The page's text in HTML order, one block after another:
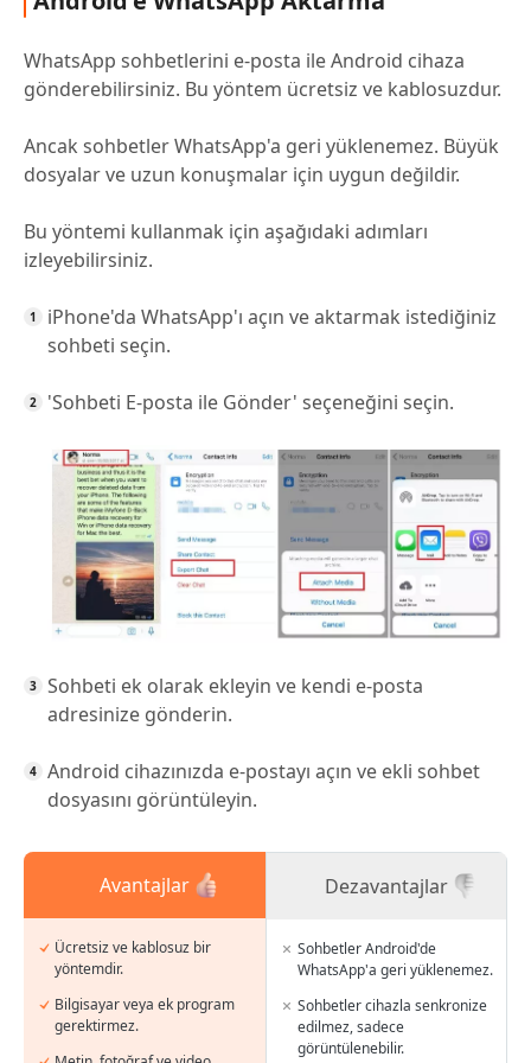
WhatsApp sohbetlerini e-posta ile Android cihaza
gönderebilirsiniz. Bu yöntem ücretsiz ve kablosuzdur.
Ancak sohbetler WhatsApp'a geri yüklenemez. Büyük
dosyalar ve uzun konuşmalar için uygun değildir.
Bu yöntemi kullanmak için aşağıdaki adımları
izleyebilirsiniz.
iPhone'da WhatsApp'ı açın ve aktarmak istediğiniz
sohbeti seçin.
'Sohbeti E-posta ile Gönder' seçeneğini seçin.
Sohbeti ek olarak ekleyin ve kendi e-posta
adresinize gönderin.
Android cihazınızda e-postayı açın ve ekli sohbet
dosyasını görüntüleyin.
Avantajlar
Ücretsiz ve kablosuz bir
yöntemdir.
Bilgisayar veya ek program
gerektirmez.
Dezavantajlar
Sohbetler Android'de
WhatsApp'a geri yüklenemez.
Sohbetler cihazla senkronize
edilmez, sadece
görüntülenebilir.